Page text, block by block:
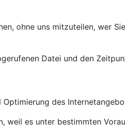
ohne uns mitzuteilen, wer
Datei und den
des
weil es unter bestimmten